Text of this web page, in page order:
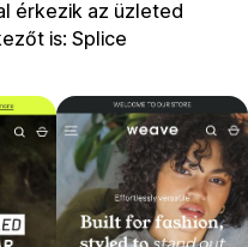
érkezik az üzleted
is: Splice